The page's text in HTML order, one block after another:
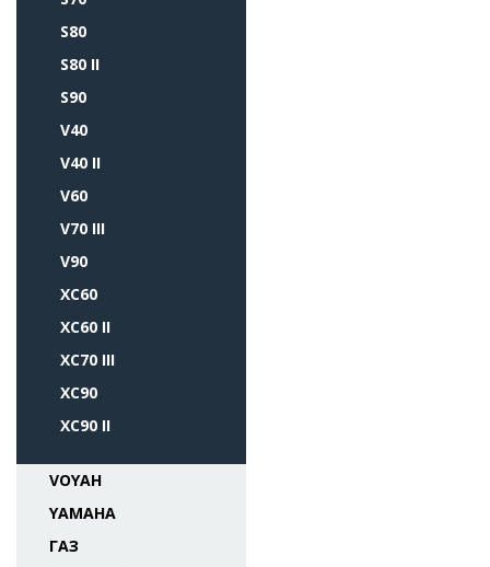
S80
S80 II
S90
V40
V40 II
V60
V70 III
V90
XC60
XC60 II
XC70 III
XC90
XC90 II
VOYAH
YAMAHA
ГАЗ